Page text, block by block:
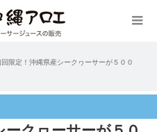
回限定！沖縄県産シークヮーサーが５００